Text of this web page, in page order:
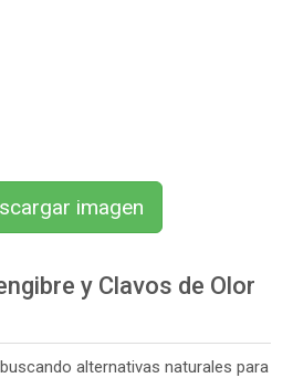
imagen
y Clavos de Olor
alternativas naturales para